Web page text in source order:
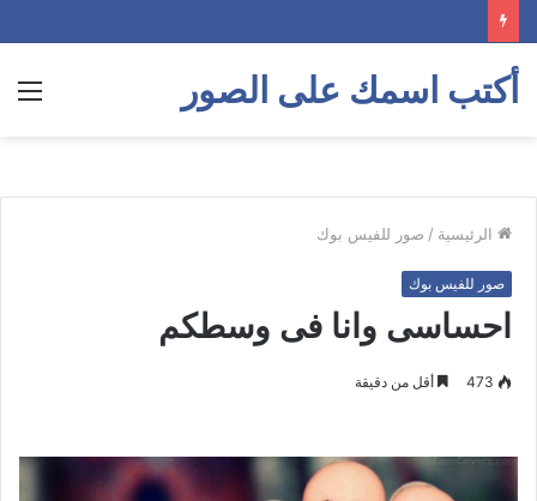
أكتب اسمك على الصور
الرئيسية / صور للفيس بوك
صور للفيس بوك
احساسى وانا فى وسطكم
473 أقل من دقيقة